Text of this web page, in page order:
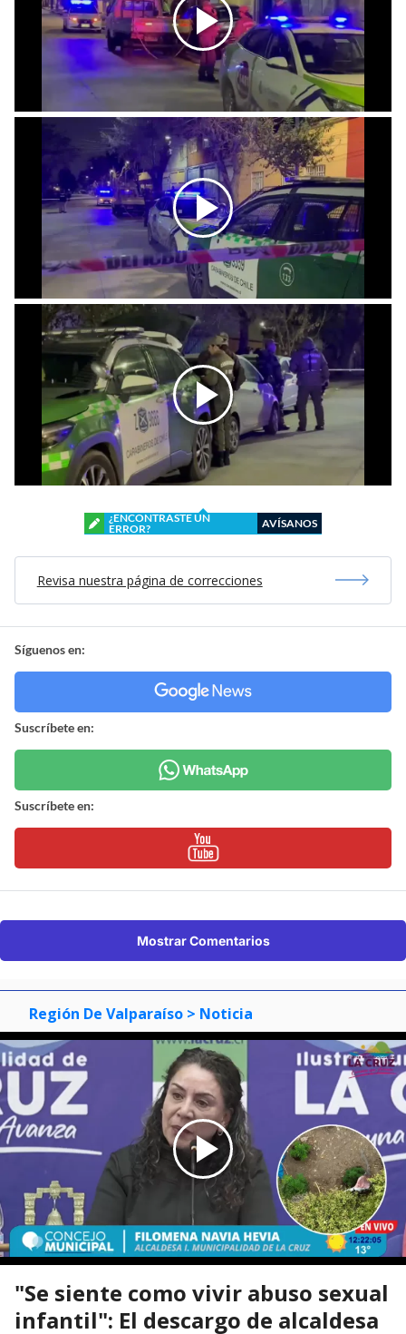
¿ENCONTRASTE UN
ERROR?
AVÍSANOS
Revisa nuestra página de correcciones
Síguenos en:
Suscríbete en:
Suscríbete en:
Mostrar Comentarios
Región De Valparaíso > Noticia
"Se siente como vivir abuso sexual
infantil": El descargo de alcaldesa